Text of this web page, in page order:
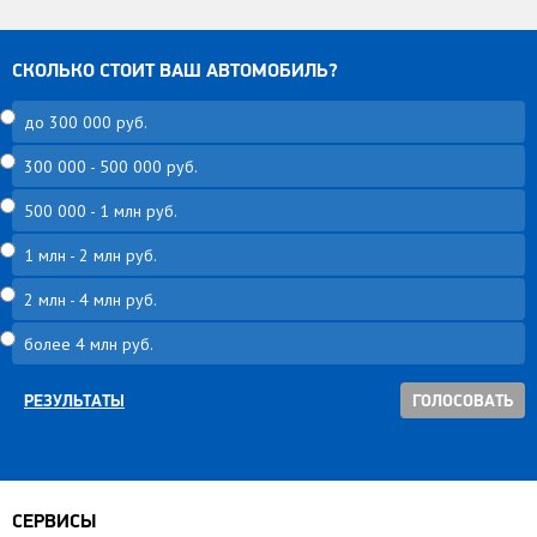
СКОЛЬКО СТОИТ ВАШ АВТОМОБИЛЬ?
до 300 000 руб.
300 000 - 500 000 руб.
500 000 - 1 млн руб.
1 млн - 2 млн руб.
2 млн - 4 млн руб.
более 4 млн руб.
РЕЗУЛЬТАТЫ
СЕРВИСЫ